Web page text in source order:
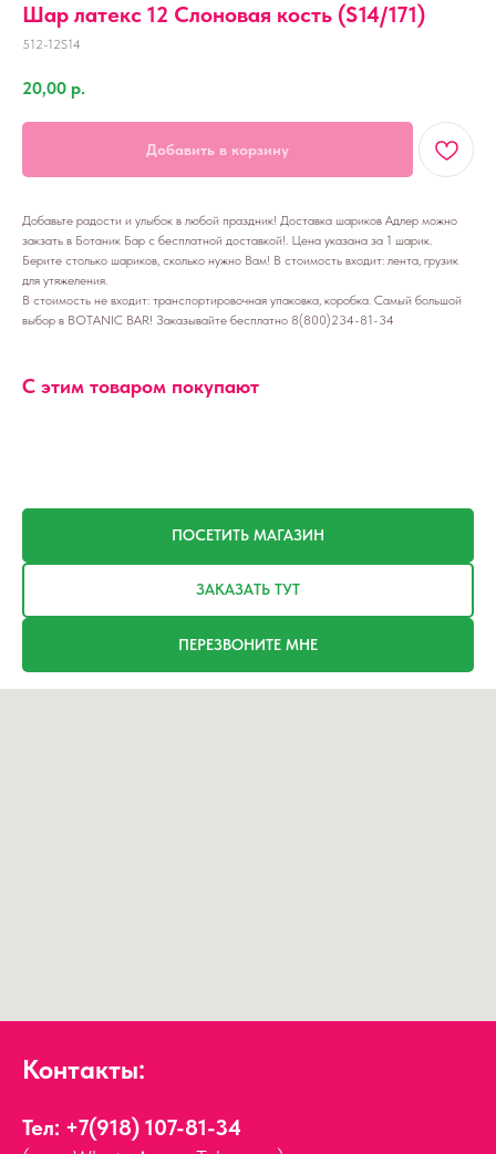
Шар латекс 12 Слоновая кость (S14/171)
512-12S14
20,00 р.
Добавить в корзину
Добавьте радости и улыбок в любой праздник! Доставка шариков Адлер можно
закзать в Ботаник Бар с бесплатной доставкой!. Цена указана за 1 шарик.
Берите столько шариков, сколько нужно Вам! В стоимость входит: лента, грузик
для утяжеления.
В стоимость не входит: транспортировочная упаковка, коробка. Самый большой
выбор в BOTANIC BAR! Заказывайте бесплатно 8(800)234-81-34
С этим товаром покупают
ПОСЕТИТЬ МАГАЗИН
ЗАКАЗАТЬ ТУТ
ПЕРЕЗВОНИТЕ МНЕ
Контакты:
Тел: +7(918) 107-81-34